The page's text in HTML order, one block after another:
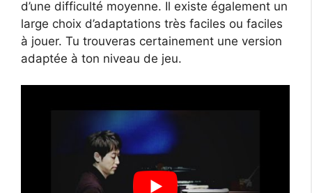
d’une difficulté moyenne. Il existe également un
large choix d’adaptations très faciles ou faciles
à jouer. Tu trouveras certainement une version
adaptée à ton niveau de jeu.